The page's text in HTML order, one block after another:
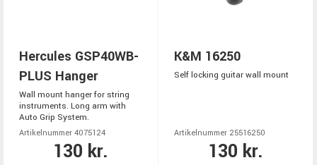
Hercules GSP40WB-
PLUS Hanger
Wall mount hanger for string
instruments. Long arm with
Auto Grip System.
Artikelnummer 4075124
130 kr.
K&M 16250
Self locking guitar wall mount
Artikelnummer 25516250
130 kr.